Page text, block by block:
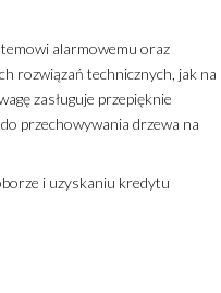
alarmowemu oraz
rozwiązań technicznych, jak na
zasługuje przepięknie
przechowywania drzewa na
i uzyskaniu kredytu